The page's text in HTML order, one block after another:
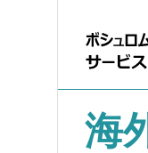
海